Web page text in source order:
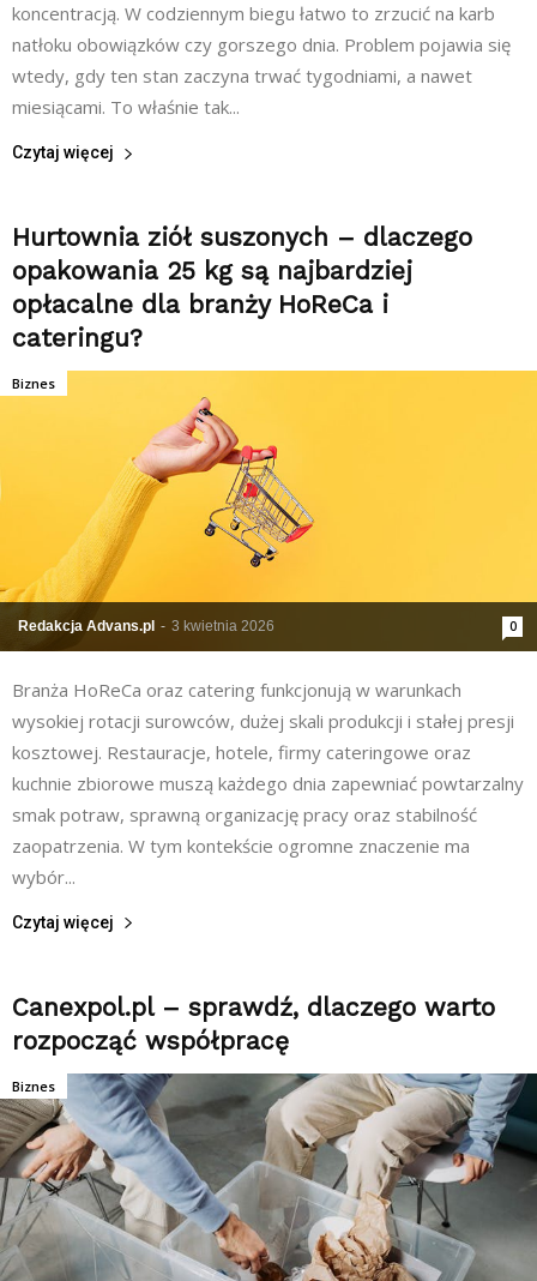
koncentracją. W codziennym biegu łatwo to zrzucić na karb
natłoku obowiązków czy gorszego dnia. Problem pojawia się
wtedy, gdy ten stan zaczyna trwać tygodniami, a nawet
miesiącami. To właśnie tak...
Czytaj więcej
Hurtownia ziół suszonych – dlaczego
opakowania 25 kg są najbardziej
opłacalne dla branży HoReCa i
cateringu?
Redakcja Advans.pl - 3 kwietnia 2026 0
Biznes
Branża HoReCa oraz catering funkcjonują w warunkach
wysokiej rotacji surowców, dużej skali produkcji i stałej presji
kosztowej. Restauracje, hotele, firmy cateringowe oraz
kuchnie zbiorowe muszą każdego dnia zapewniać powtarzalny
smak potraw, sprawną organizację pracy oraz stabilność
zaopatrzenia. W tym kontekście ogromne znaczenie ma
wybór...
Czytaj więcej
Canexpol.pl – sprawdź, dlaczego warto
rozpocząć współpracę
Biznes